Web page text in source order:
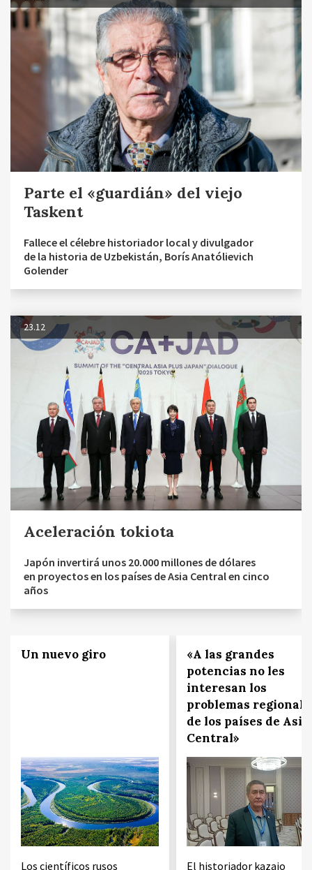
Parte el «guardián» del viejo
Taskent
Fallece el célebre historiador local y divulgador
de la historia de Uzbekistán, Borís Anatólievich
Golender
23.12
Aceleración tokiota
Japón invertirá unos 20.000 millones de dólares
en proyectos en los países de Asia Central en cinco
años
Un nuevo giro
Los científicos rusos
«A las grandes
potencias no les
interesan los
problemas
de los países de Asia
Central»
El historiador kazajo